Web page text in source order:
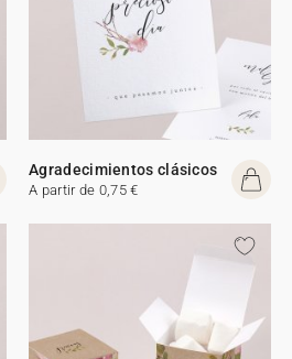
Agradecimientos clásicos
A partir de 0,75 €